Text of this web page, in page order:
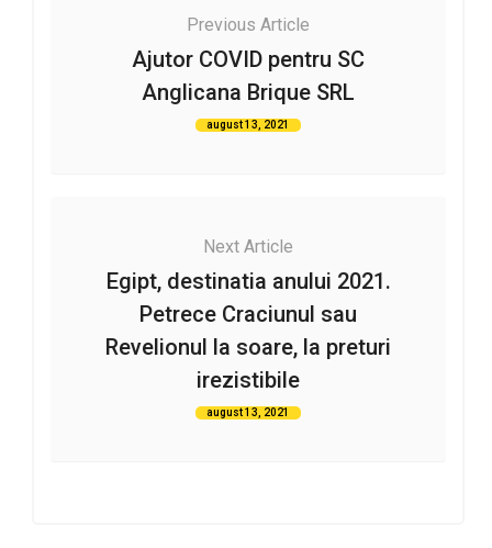
Previous Article
Ajutor COVID pentru SC
Anglicana Brique SRL
august 13, 2021
Next Article
Egipt, destinatia anului 2021.
Petrece Craciunul sau
Revelionul la soare, la preturi
irezistibile
august 13, 2021